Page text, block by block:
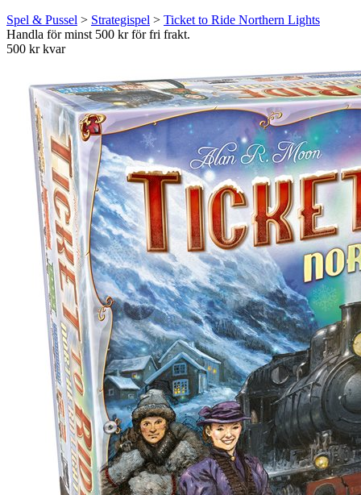
Spel & Pussel > Strategispel > Ticket to Ride Northern Lights
Handla för minst 500 kr för fri frakt.
500 kr kvar